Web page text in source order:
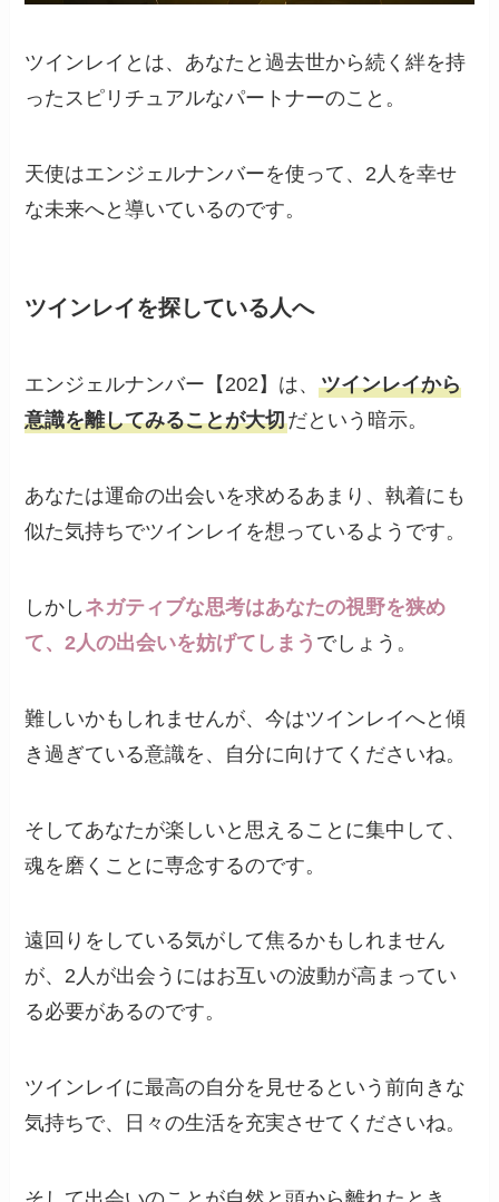
ツインレイとは、あなたと過去世から続く絆を持
ったスピリチュアルなパートナーのこと。
天使はエンジェルナンバーを使って、2人を幸せ
な未来へと導いているのです。
ツインレイを探している人へ
エンジェルナンバー【202】は、ツインレイから
意識を離してみることが大切だという暗示。
あなたは運命の出会いを求めるあまり、執着にも
似た気持ちでツインレイを想っているようです。
しかし ネガティブな思考はあなたの視野を狭め
て、2人の出会いを妨げてしまう でしょう。
難しいかもしれませんが、今はツインレイへと傾
き過ぎている意識を、自分に向けてくださいね。
そしてあなたが楽しいと思えることに集中して、
魂を磨くことに専念するのです。
遠回りをしている気がして焦るかもしれません
が、2人が出会うにはお互いの波動が高まってい
る必要があるのです。
ツインレイに最高の自分を見せるという前向きな
気持ちで、日々の生活を充実させてくださいね。